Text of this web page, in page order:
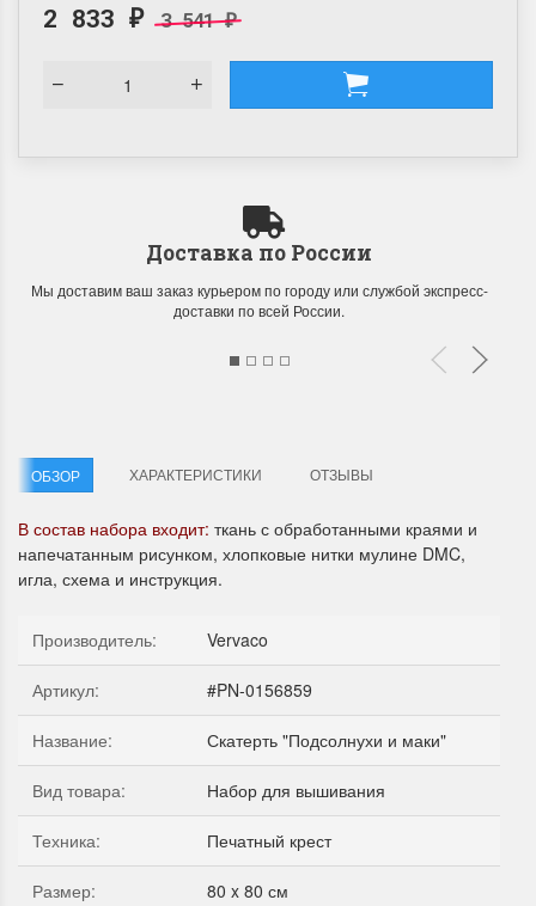
Летние Скидки
честь первого летнего дня
Чудетство...
ПОДРОБНЕЕ
Анастасия Туманова
1 июня 2024 11:29
Спешите купить...
Анастасия Туманова
22 мая 2024 13:01
2 833 ₽ 3 541₽
Доставка по России
Мы доставим ваш заказ курьером по городу или службой экспресс-
доставки по всей России.
ОБЗОР ХАРАКТЕРИСТИКИ ОТЗЫВЫ
В состав набора входит: ткань с обработанными краями и
напечатанным рисунком, хлопковые нитки мулине DMC,
игла, схема и инструкция.
Производитель: Vervaco
Артикул: #PN-0156859
Название: Скатерть "Подсолнухи и маки"
Вид товара: Набор для вышивания
Техника: Печатный крест
Размер: 80 x 80 см